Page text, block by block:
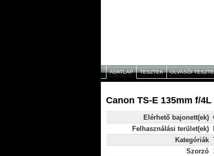
ADATLAP TESZTEK OLVASÓI
Canon TS-E 135mm f/
Elérhető bajonett(ek)
Felhasználási terület(ek)
Kategóriák
Szorzó